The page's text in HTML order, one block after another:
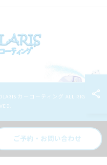
ご予約・お問い合わせ
カーコーティング ALL RIGHTS